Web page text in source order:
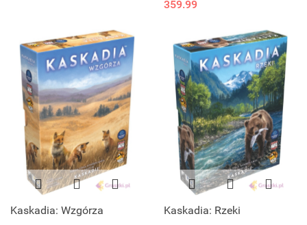
359.99
Kaskadia: Wzgórza Kaskadia: Rzeki